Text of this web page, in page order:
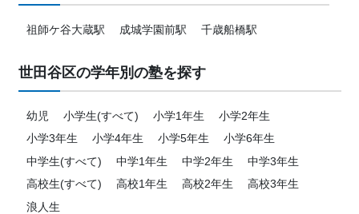
祖師ケ谷大蔵駅 成城学園前駅 千歳船橋駅
世田谷区の学年別の塾を探す
幼児 小学生(すべて) 小学1年生
小学2年生
小学3年生
小学4年生 小学5年生
小学6年生
中学生(すべて)
中学1年生 中学2年生
中学3年生
高校生(すべて)
高校1年生 高校2年生
高校3年生
浪人生